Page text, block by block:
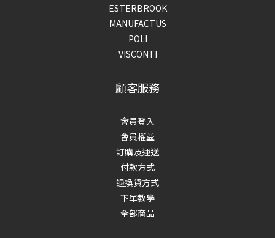
ESTERBROOK
MANUFACTUS
POLI
VISCONTI
顧客服務
會員登入
會員權益
訂購及運送
付款方式
退換貨方式
下單教學
全部商品